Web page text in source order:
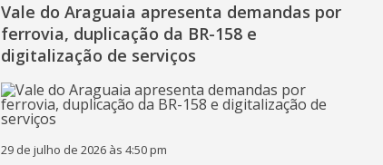
Vale do Araguaia apresenta demandas por
ferrovia, duplicação da BR-158 e
digitalização de serviços
29 de julho de 2026 às 4:50 pm